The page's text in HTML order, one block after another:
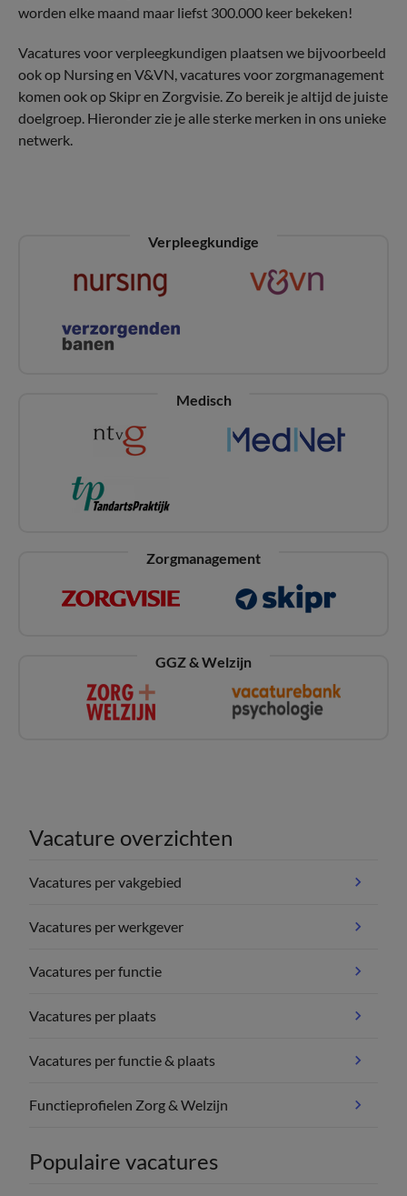
worden elke maand maar liefst 300.000 keer bekeken!
Vacatures voor verpleegkundigen plaatsen we bijvoorbeeld
ook op Nursing en V&VN, vacatures voor zorgmanagement
komen ook op Skipr en Zorgvisie. Zo bereik je altijd de juiste
doelgroep. Hieronder zie je alle sterke merken in ons unieke
netwerk.
Verpleegkundige
Medisch
Zorgmanagement
GGZ & Welzijn
Vacature overzichten
Vacatures per vakgebied
Vacatures per werkgever
Vacatures per functie
Vacatures per plaats
Vacatures per functie & plaats
Functieprofielen Zorg & Welzijn
Populaire vacatures